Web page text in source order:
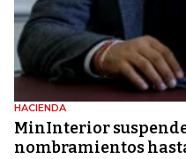
HACIENDA
MinInterior
nombramientos